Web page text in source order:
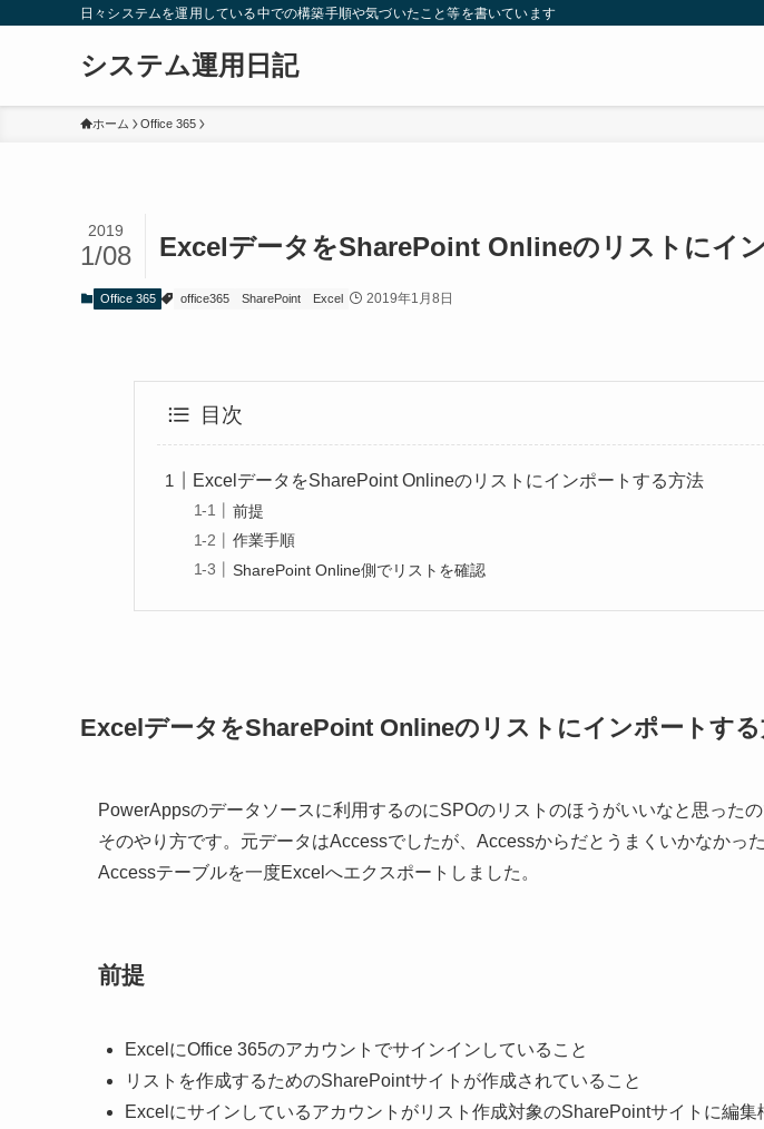
日々システムを運用している中での構築手順や気づいたこと等を書いています
システム運用日記
ホーム Office 365
ExcelデータをSharePoint Onlineのリストにイ
2019
1/08
Office 365 office365 SharePoint Excel 2019年1月8日
目次
ExcelデータをSharePoint Onlineのリストにインポートする方法
前提
作業手順
SharePoint Online側でリストを確認
ExcelデータをSharePoint Onlineのリストにインポートす
PowerAppsのデータソースに利用するのにSPOのリストのほうがいいなと思った
そのやり方です。元データはAccessでしたが、Accessからだとうまくいかなかっ
Accessテーブルを一度Excelへエクスポートしました。
前提
ExcelにOffice 365のアカウントでサインインしていること
リストを作成するためのSharePointサイトが作成されていること
Excelにサインしているアカウントがリスト作成対象のSharePointサイトに編集